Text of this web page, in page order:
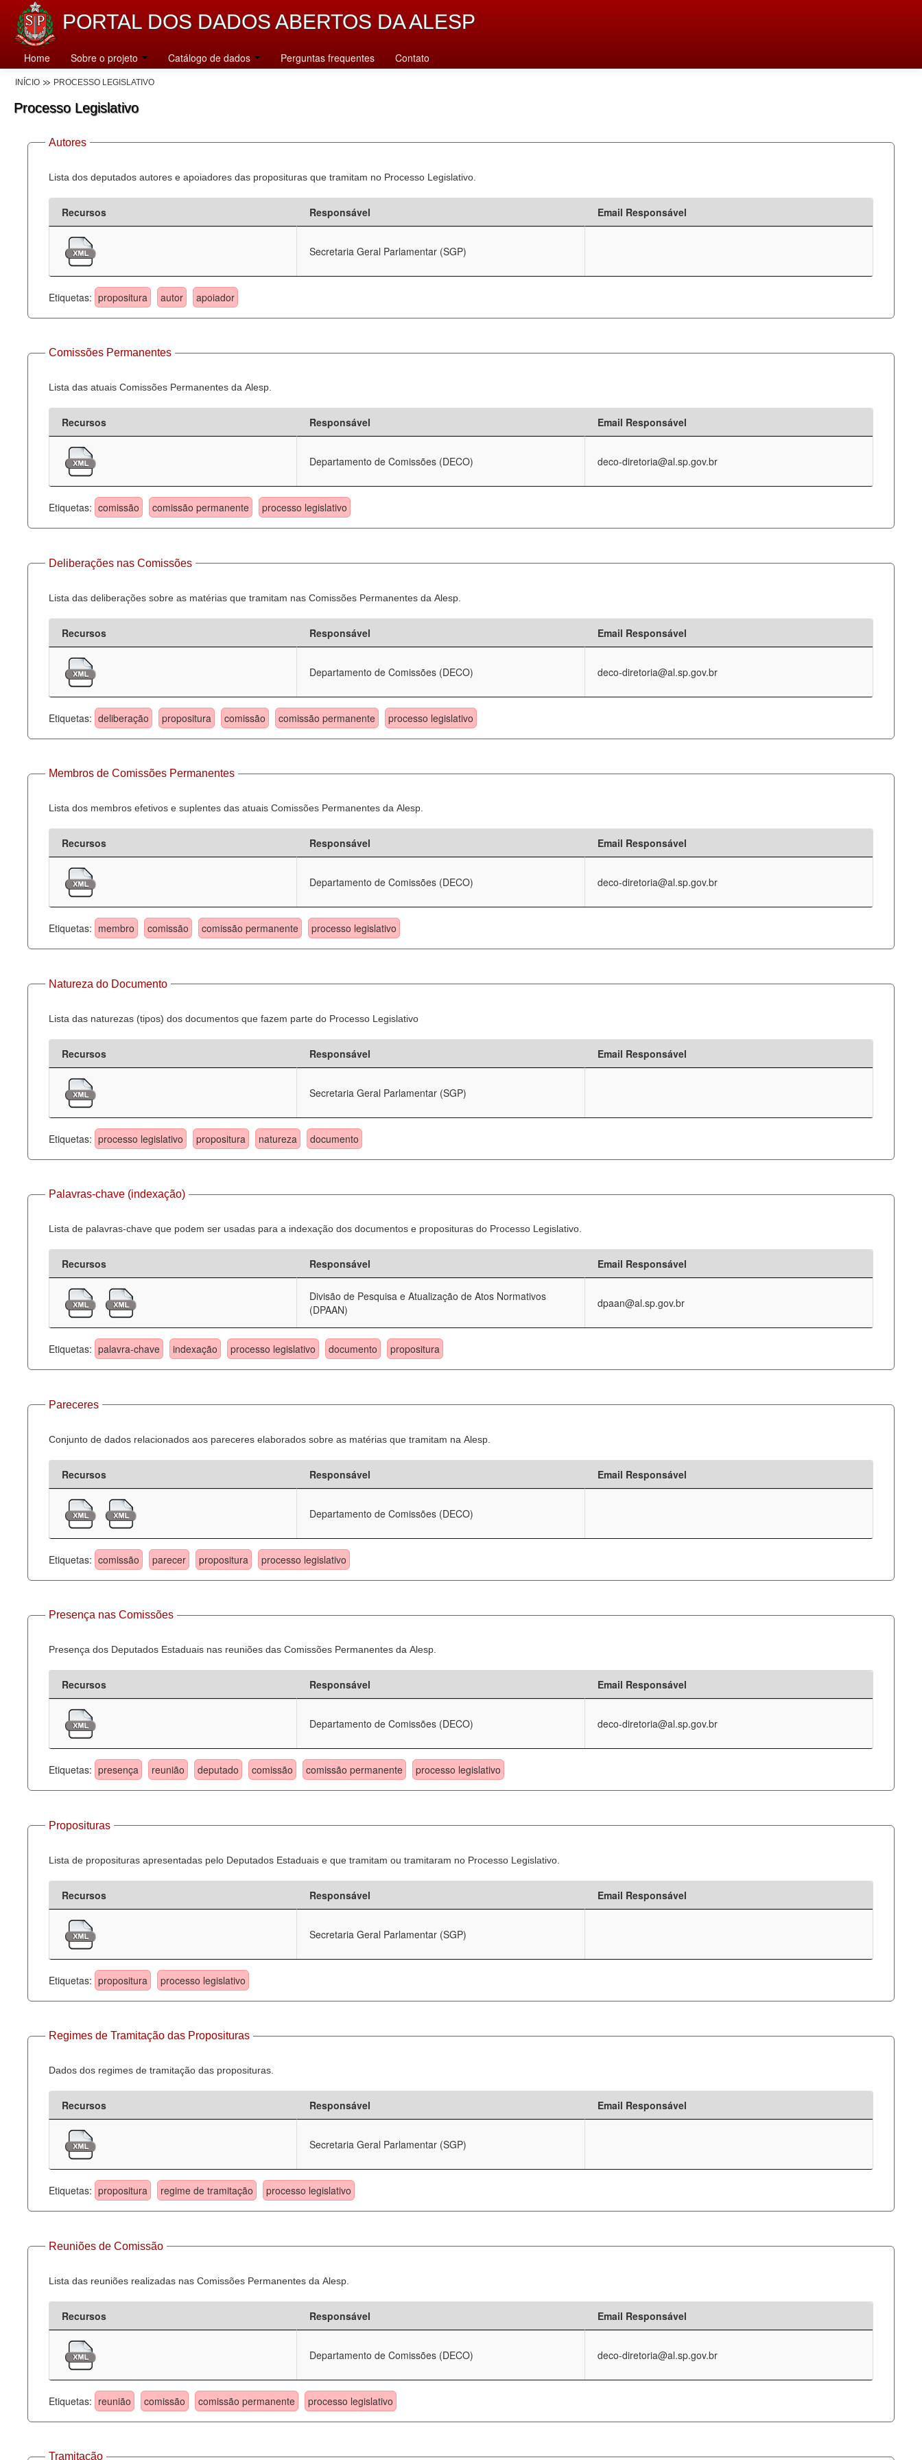
PORTAL DOS DADOS ABERTOS DA ALESP
Home Sobre o projeto Catálogo de dados Perguntas frequentes Contato
INÍCIO PROCESSO LEGISLATIVO
Processo Legislativo
Autores
Lista dos deputados autores e apoiadores das proposituras que tramitam no Processo Legislativo.
Recursos Responsável Email Responsável
Secretaria Geral Parlamentar (SGP)
Etiquetas: propositura autor apoiador
Comissões Permanentes
Lista das atuais Comissões Permanentes da Alesp.
Recursos Responsável Email Responsável
Departamento de Comissões (DECO) deco-diretoria@al.sp.gov.br
Etiquetas: comissão comissão permanente processo legislativo
Deliberações nas Comissões
Lista das deliberações sobre as matérias que tramitam nas Comissões Permanentes da Alesp.
Recursos Responsável Email Responsável
Departamento de Comissões (DECO) deco-diretoria@al.sp.gov.br
Etiquetas: deliberação propositura comissão comissão permanente processo legislativo
Membros de Comissões Permanentes
Lista dos membros efetivos e suplentes das atuais Comissões Permanentes da Alesp.
Recursos Responsável Email Responsável
Departamento de Comissões (DECO) deco-diretoria@al.sp.gov.br
Etiquetas: membro comissão comissão permanente processo legislativo
Natureza do Documento
Lista das naturezas (tipos) dos documentos que fazem parte do Processo Legislativo
Recursos Responsável Email Responsável
Secretaria Geral Parlamentar (SGP)
Etiquetas: processo legislativo propositura natureza documento
Palavras-chave (indexação)
Lista de palavras-chave que podem ser usadas para a indexação dos documentos e proposituras do Processo Legislativo.
Recursos Responsável Email Responsável
Divisão de Pesquisa e Atualização de Atos Normativos
(DPAAN)
dpaan@al.sp.gov.br
Etiquetas: palavra-chave indexação processo legislativo documento propositura
Pareceres
Conjunto de dados relacionados aos pareceres elaborados sobre as matérias que tramitam na Alesp.
Recursos Responsável Email Responsável
Departamento de Comissões (DECO)
Etiquetas: comissão parecer propositura processo legislativo
Presença nas Comissões
Presença dos Deputados Estaduais nas reuniões das Comissões Permanentes da Alesp.
Recursos Responsável Email Responsável
Departamento de Comissões (DECO) deco-diretoria@al.sp.gov.br
Etiquetas: presença reunião deputado comissão comissão permanente processo legislativo
Proposituras
Lista de proposituras apresentadas pelo Deputados Estaduais e que tramitam ou tramitaram no Processo Legislativo.
Recursos Responsável Email Responsável
Secretaria Geral Parlamentar (SGP)
Etiquetas: propositura processo legislativo
Regimes de Tramitação das Proposituras
Dados dos regimes de tramitação das proposituras.
Recursos Responsável Email Responsável
Secretaria Geral Parlamentar (SGP)
Etiquetas: propositura regime de tramitação processo legislativo
Reuniões de Comissão
Lista das reuniões realizadas nas Comissões Permanentes da Alesp.
Recursos Responsável Email Responsável
Departamento de Comissões (DECO) deco-diretoria@al.sp.gov.br
Etiquetas: reunião comissão comissão permanente processo legislativo
Tramitação